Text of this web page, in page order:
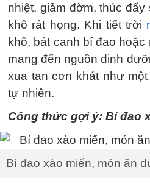
nhiệt, giảm đờm, thúc
khô rát họng. Khi tiết trời
khô, bát canh bí đao
mang đến nguồn dinh
xua tan cơn khát như
tự nhiên.
Công thức gợi ý: Bí đao
Bí đao xào miến, món ăn